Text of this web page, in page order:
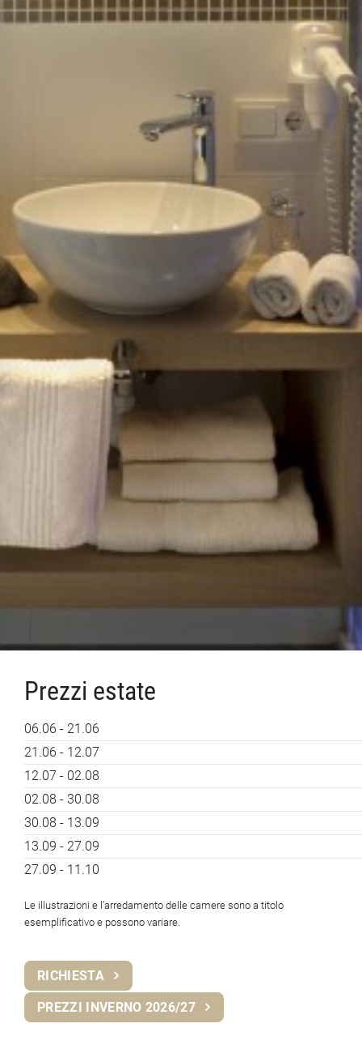
Prezzi estate
06.06 - 21.06
21.06 - 12.07
12.07 - 02.08
02.08 - 30.08
30.08 - 13.09
13.09 - 27.09
27.09 - 11.10
Le illustrazioni e l’arredamento delle camere sono a titolo
esemplificativo e possono variare.
RICHIESTA
PREZZI INVERNO 2026/27